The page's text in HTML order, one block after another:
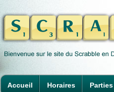
Accueil Horaires Parties